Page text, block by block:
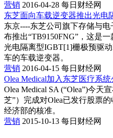
营销 2016-04-28 每日财经网
东芝面向车载逆变器推出光电
东京----东芝公司旗下存储与
布推出“TB9150FNG”，这是
光电隔离型IGBT[1]栅极预驱
车的车载逆变器。
营销 2016-04-15 每日财经网
Olea Medical加入东芝医疗系统
Olea Medical SA (“Olea”)今天
芝”）完成对Olea已发行股票
经济部的核准。
营销 2015-10-13 每日财经网